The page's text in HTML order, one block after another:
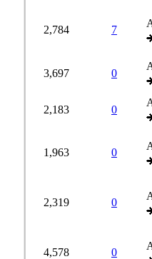
2,784
3,697
2,183
1,963
2,319
4,578